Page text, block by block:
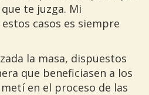
te juzga. Mi
casos es siempre
la masa, dispuestos
que beneficiasen a los
en el proceso de las